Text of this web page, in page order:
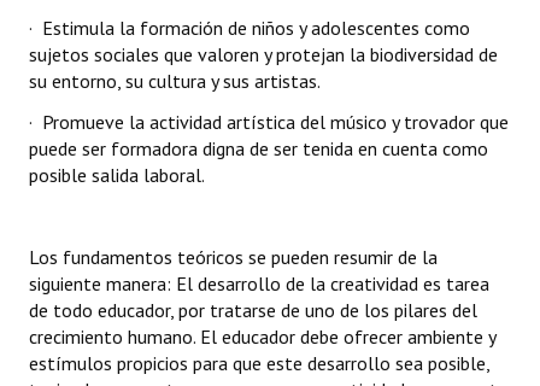
· Estimula la formación de niños y adolescentes como
sujetos sociales que valoren y protejan la biodiversidad de
su entorno, su cultura y sus artistas.
· Promueve la actividad artística del músico y trovador que
puede ser formadora digna de ser tenida en cuenta como
posible salida laboral.
Los fundamentos teóricos se pueden resumir de la
siguiente manera: El desarrollo de la creatividad es tarea
de todo educador, por tratarse de uno de los pilares del
crecimiento humano. El educador debe ofrecer ambiente y
estímulos propicios para que este desarrollo sea posible,